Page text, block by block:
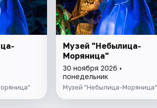
Музей "Небылица-
Моряница"
30 ноября 2026 •
понедельник
Музей "Небылица-Моряница"